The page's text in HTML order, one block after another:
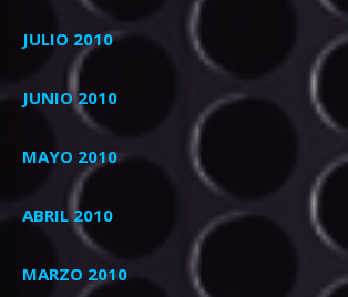
JULIO 2010
JUNIO 2010
MAYO 2010
ABRIL 2010
MARZO 2010